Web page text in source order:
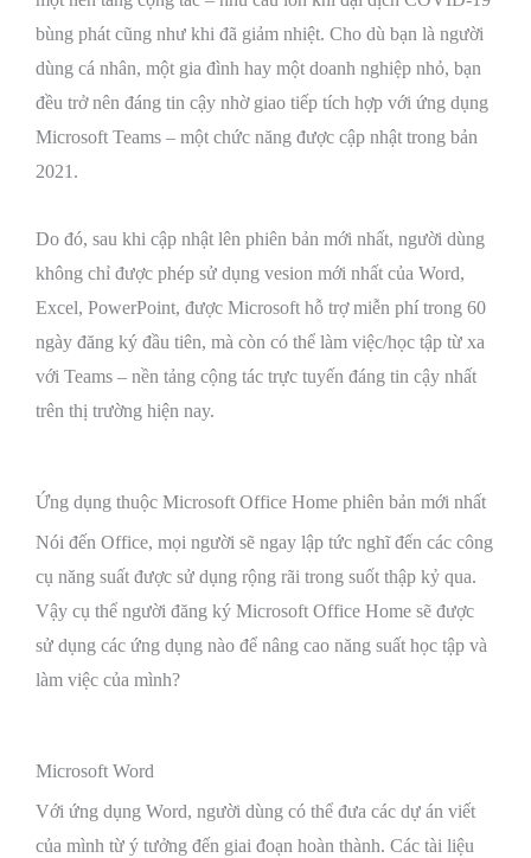
bùng phát cũng như khi đã giảm nhiệt. Cho dù bạn là người
dùng cá nhân, một gia đình hay một doanh nghiệp nhỏ, bạn
đều trở nên đáng tin cậy nhờ giao tiếp tích hợp với ứng dụng
Microsoft Teams – một chức năng được cập nhật trong bản
2021.
Do đó, sau khi cập nhật lên phiên bản mới nhất, người dùng
không chỉ được phép sử dụng vesion mới nhất của Word,
Excel, PowerPoint, được Microsoft hỗ trợ miễn phí trong 60
ngày đăng ký đầu tiên, mà còn có thể làm việc/học tập từ xa
với Teams – nền tảng cộng tác trực tuyến đáng tin cậy nhất
trên thị trường hiện nay.
Ứng dụng thuộc Microsoft Office Home phiên bản mới nhất
Nói đến Office, mọi người sẽ ngay lập tức nghĩ đến các công
cụ năng suất được sử dụng rộng rãi trong suốt thập kỷ qua.
Vậy cụ thể người đăng ký Microsoft Office Home sẽ được
sử dụng các ứng dụng nào để nâng cao năng suất học tập và
làm việc của mình?
Microsoft Word
Với ứng dụng Word, người dùng có thể đưa các dự án viết
của mình từ ý tưởng đến giai đoạn hoàn thành. Các tài liệu